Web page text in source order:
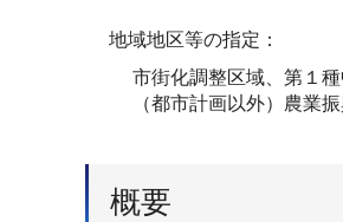
地域地区等の指定：
市街化調整区域、第１
（都市計画以外）農業
概要